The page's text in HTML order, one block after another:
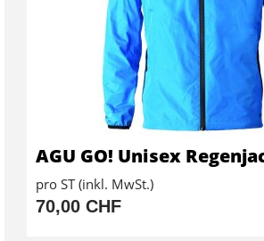
AGU GO! Unisex
pro ST (inkl. MwSt.)
70,00 CHF